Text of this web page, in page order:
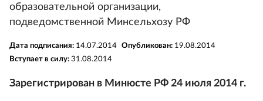
образовательной организации,
подведомственной Минсельхозу РФ
Дата подписания: 14.07.2014 Опубликован: 19.08.2014
Вступает в силу: 31.08.2014
Зарегистрирован в Минюсте РФ 24 июля 2014 г.